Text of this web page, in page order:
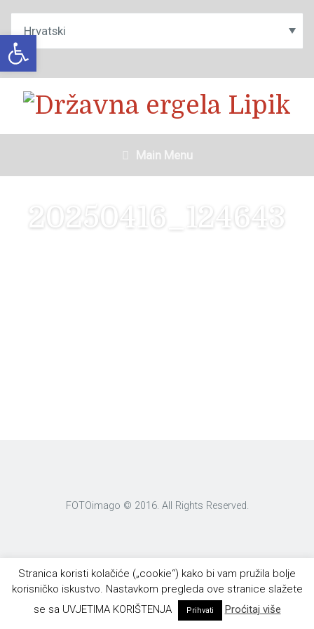
Main Menu
20250416_124643
FOTOimago © 2016. All Rights Reserved.
Stranica koristi kolačiće („cookie“) kako bi vam pružila bolje
korisničko iskustvo. Nastavkom pregleda ove stranice slažete
se sa UVJETIMA KORIŠTENJA
Prihvati Proćitaj više
Open toolbar